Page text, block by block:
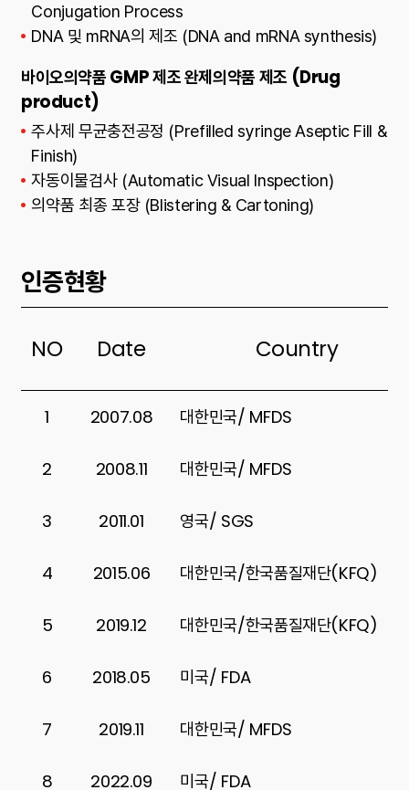
Conjugation Process
DNA 및 mRNA의 제조 (DNA and mRNA synthesis)
바이오의약품 GMP 제조 완제의약품 제조 (Drug
product)
주사제 무균충전공정 (Prefilled syringe Aseptic Fill &
Finish)
자동이물검사 (Automatic Visual Inspection)
의약품 최종 포장 (Blistering & Cartoning)
인증현황
NO Date Country
1 2007.08 대한민국/ MFDS
2 2008.11 대한민국/ MFDS
3 2011.01 영국/ SGS
4 2015.06 대한민국/한국품질재단(KFQ)
5 2019.12 대한민국/한국품질재단(KFQ)
6 2018.05 미국/ FDA
7 2019.11 대한민국/ MFDS
8 2022.09 미국/ FDA